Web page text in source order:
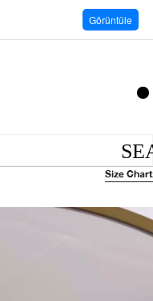
Size Chart
Görüntüle